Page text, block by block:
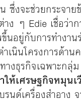
ซึ่งจะช่วยกระจา
ง ๆ Edie เชื่อว่า
อยู่กับการทำงาน
นินโครงการด้า
งธุรกิจเฉพาะก
ให้เศรษฐกิจหมุน
นด์เครื่องสำอาง